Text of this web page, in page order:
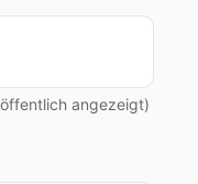
angezeigt)